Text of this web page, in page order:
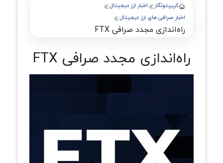
کریپتونگار
اخبار ارز دیجیتال
اخبار صرافی های ارز دیجیتال
راه‌اندازی مجدد صرافی FTX
راه‌اندازی مجدد صرافی FTX